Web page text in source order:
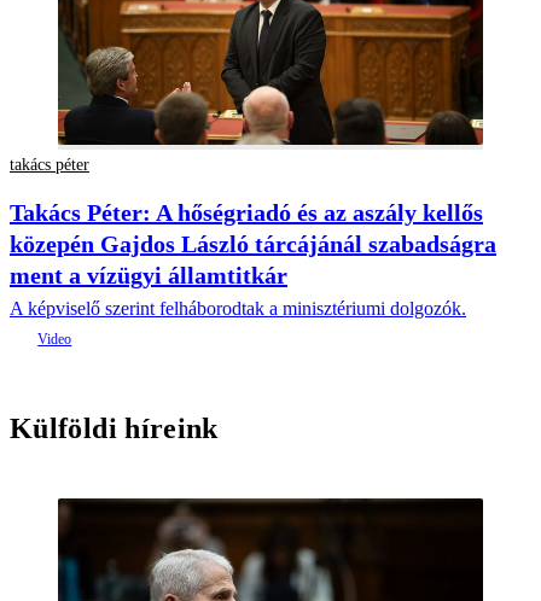
takács péter
Takács Péter: A hőségriadó és az aszály kellős
közepén Gajdos László tárcájánál szabadságra
ment a vízügyi államtitkár
A képviselő szerint felháborodtak a minisztériumi dolgozók.
Külföldi híreink